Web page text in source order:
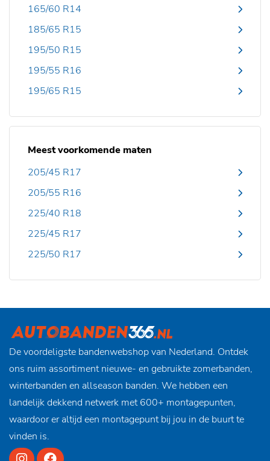
165/60 R14
185/65 R15
195/50 R15
195/55 R16
195/65 R15
Meest voorkomende maten
205/45 R17
205/55 R16
225/40 R18
225/45 R17
225/50 R17
De voordeligste bandenwebshop van Nederland. Ontdek
ons ruim assortiment nieuwe- en gebruikte zomerbanden,
winterbanden en allseason banden. We hebben een
landelijk dekkend netwerk met 600+ montagepunten,
waardoor er altijd een montagepunt bij jou in de buurt te
vinden is.